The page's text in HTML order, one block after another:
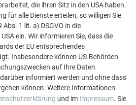
werden kann. Entdecken Sie
Projekte mit den langlebigen
für Dach, Solar und
ANSEHEN
die ihren Sitz in den USA haben.
für alle Dienste erteilen, so willigen Sie
1 lit. a) DSGVO in die
ein. Wir informieren Sie, dass die
der EU entsprechendes
Insbesondere können US-Behörden
auf Ihre Daten
informiert werden und ohne dass
können. Weitere Informationen
und im Impressum. Sie